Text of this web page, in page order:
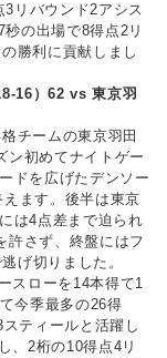
リバウンド2アシス
の出場で8得点2リ
勝利に貢献しまし
16）62 vs 東京羽
チームの東京羽田
ン初めてナイトゲー
ドを広げたデンソー
ます。後半は東京
は4点差まで迫られ
許さず、終盤にはフ
げ切りました。
スローを14本得て1
今季最多の26得
ティールと活躍し
、2桁の10得点4リ